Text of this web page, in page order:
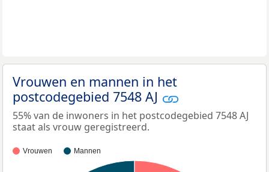
Vrouwen en mannen in het
postcodegebied 7548 AJ
55% van de inwoners in het postcodegebied 7548 AJ
staat als vrouw geregistreerd.
Vrouwen Mannen